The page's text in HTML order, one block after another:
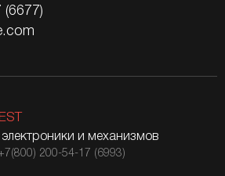
(6677)
и механизмов
200-54-17 (6993)